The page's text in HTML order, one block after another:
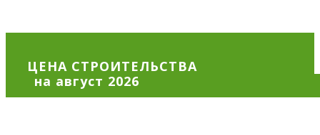
ЦЕНА СТРОИТЕЛЬСТВА